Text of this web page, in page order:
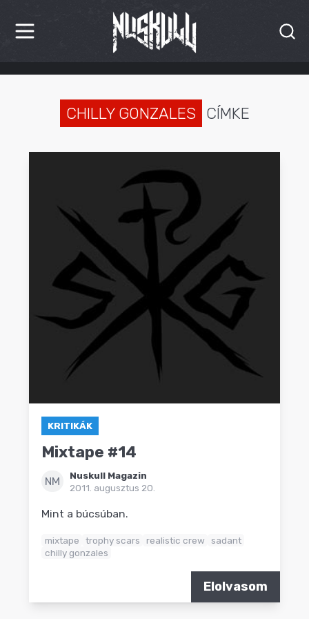
HÍREK
KRITIKÁK
PREMIEREK
MÁSVILÁG
CHILLY GONZALES CÍMKE
KRITIKÁK
Mixtape #14
NM
Nuskull Magazin
2011. augusztus 20.
Mint a búcsúban.
mixtape trophy scars realistic crew
sadant
chilly gonzales
Elolvasom